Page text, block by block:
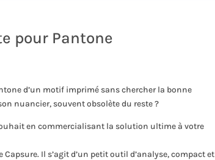
pour Pantone
d’un motif imprimé sans chercher la bonne
nuancier, souvent obsolète du reste ?
en commercialisant la solution ultime à votre
Il s’agit d’un petit outil d’analyse, compact et